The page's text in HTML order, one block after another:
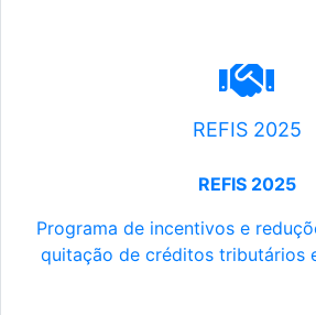
REFIS 2025
REFIS 2025
Programa de incentivos e
quitação de créditos tributários